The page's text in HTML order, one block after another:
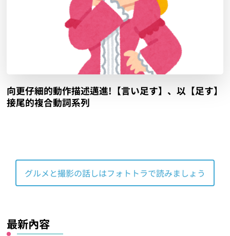
向更仔細的動作描述邁進!【言い足す】、以【足す】
接尾的複合動詞系列
グルメと撮影の話しはフォトトラで読みましょう
最新內容